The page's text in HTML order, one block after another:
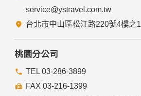
service@ystravel.com.tw
台北市中山區松江路220號4樓之1
桃園分公司
TEL 03-286-3899
FAX 03-216-1399